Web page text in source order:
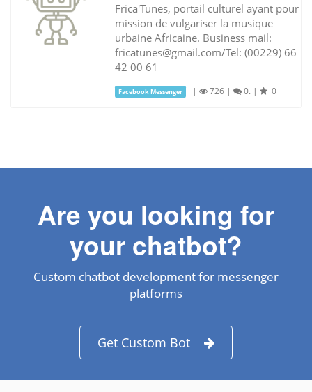
Frica'Tunes, portail culturel ayant pour
mission de vulgariser la musique
urbaine Africaine. Business mail:
fricatunes@gmail.com/Tel: (00229) 66
42 00 61
Facebook Messenger | 726 | 0. | 0
Are you looking for
your chatbot?
Custom chatbot development for messenger
platforms
Get Custom Bot